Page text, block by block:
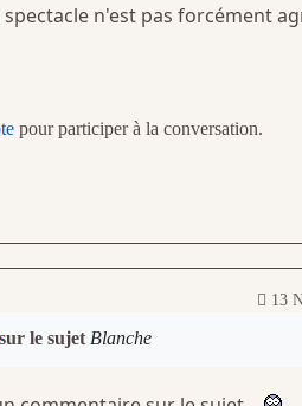
spectacle n'est pas forcément
pour participer à la conversation.
13
le sujet Blanche